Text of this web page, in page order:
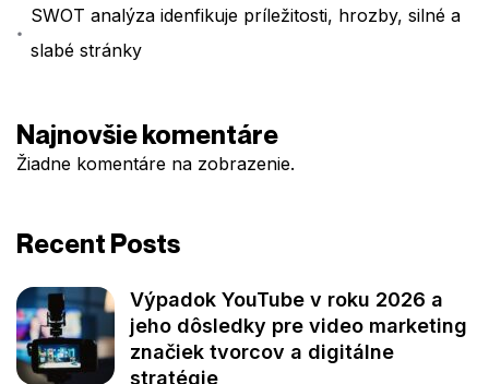
SWOT analýza idenfikuje príležitosti, hrozby, silné a
slabé stránky
Najnovšie komentáre
Žiadne komentáre na zobrazenie.
Recent Posts
Výpadok YouTube v roku 2026 a
jeho dôsledky pre video marketing
značiek tvorcov a digitálne
stratégie